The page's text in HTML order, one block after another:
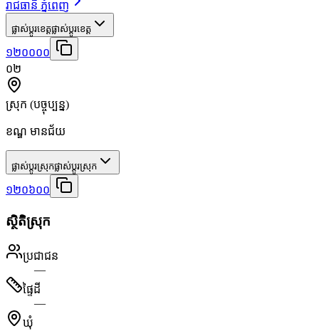
រាជធានី ភ្នំពេញ
ផ្លាស់ប្តូរខេត្តផ្លាស់ប្តូរខេត្ត
១២០០០០
០២
ស្រុក (បច្ចុប្បន្ន)
ខណ្ឌ មានជ័យ
ផ្លាស់ប្តូរស្រុកផ្លាស់ប្តូរស្រុក
១២០៦០០
ស្ថិតិស្រុក
ប្រជាជន
—
ផ្ទៃដី
—
ឃុំ